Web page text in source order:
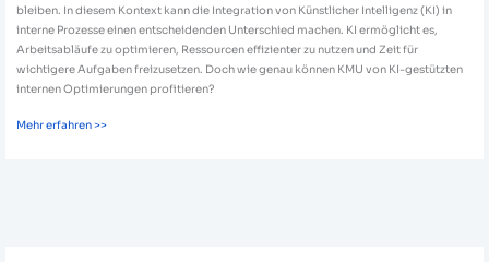
bleiben. In diesem Kontext kann die Integration von Künstlicher Intelligenz (KI) in
interne Prozesse einen entscheidenden Unterschied machen. KI ermöglicht es,
Arbeitsabläufe zu optimieren, Ressourcen effizienter zu nutzen und Zeit für
wichtigere Aufgaben freizusetzen. Doch wie genau können KMU von KI-gestützten
internen Optimierungen profitieren?
Mehr erfahren >>